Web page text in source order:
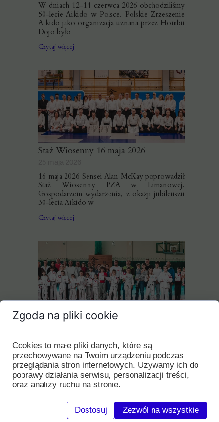
W dniach 12-14 czerwca 2026 obchodziliśmy
50-lecie Aikido w Polsce. Polskie Zrzeszenie
Aikido jako organizacja uznana przez Hombu
Dojo było
Czytaj więcej
Staż Wiosenny 16 maja 2026
16 maja 2026 Sensei Alan McKay poprowadził
Staż Wiosenny PZA w Limanowej.
Gospodarzem wydarzenia, z okazji jubileuszu
30-lecia Aikido w
Czytaj więcej
VIII Staż Dziecięcy PZA
W dniu 25 kwietnia 2026, w hali sportowej
Instytutu Krzewienia Kultury Fizycznej ANS
już po raz ósmy dzieci ćwiczące w
Czytaj więcej
Zgoda na pliki cookie
Cookies to małe pliki danych, które są
przechowywane na Twoim urządzeniu podczas
przeglądania stron internetowych. Używamy ich do
poprawy działania serwisu, personalizacji treści,
oraz analizy ruchu na stronie.
Dostosuj Zezwól na wszystkie